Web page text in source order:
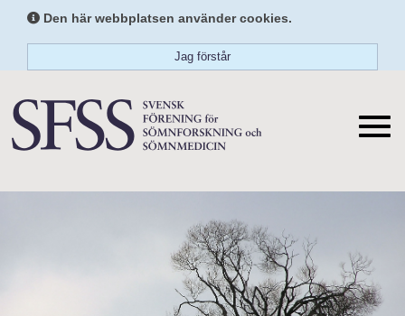
Den här webbplatsen använder cookies.
Jag förstår